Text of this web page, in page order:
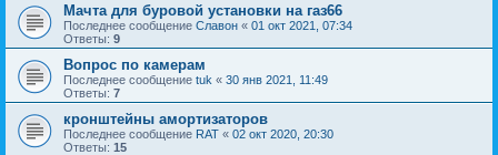
Мачта для буровой установки на газ66
Последнее сообщение Славон « 01 окт 2021, 07:34
Ответы: 9
Вопрос по камерам
Последнее сообщение tuk « 30 янв 2021, 11:49
Ответы: 7
кронштейны амортизаторов
Последнее сообщение RAT « 02 окт 2020, 20:30
Ответы: 15